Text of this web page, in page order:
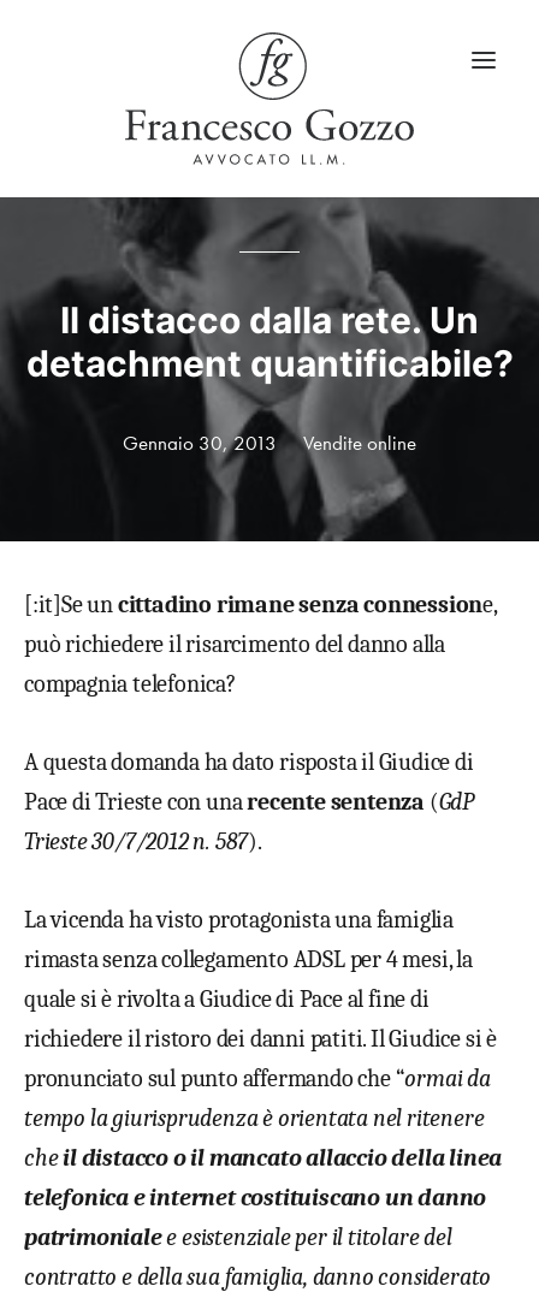
Home
Servizi
Blog
LinkedIn
Contatti
Lingua
Il distacco dalla rete. Un
detachment quantificabile?
Gennaio 30, 2013 Vendite online
[:it]Se uncittadino rimane senza connessione,
può richiedere il risarcimento del danno alla
compagnia telefonica?
A questa domanda ha dato risposta il Giudice di
Pace di Trieste con unarecente sentenza (GdP
Trieste 30/7/2012 n. 587).
La vicenda ha visto protagonista una famiglia
rimasta senza collegamento ADSL per 4 mesi, la
quale si è rivolta a Giudice di Pace al fine di
richiedere il ristoro dei danni patiti. Il Giudice si è
pronunciato sul punto affermando che “ormai da
tempo la giurisprudenza è orientata nel ritenere
cheil distacco o il mancato allaccio della linea
telefonica e internet costituiscano un danno
patrimonialee esistenziale per il titolare del
contratto e della sua famiglia, danno considerato